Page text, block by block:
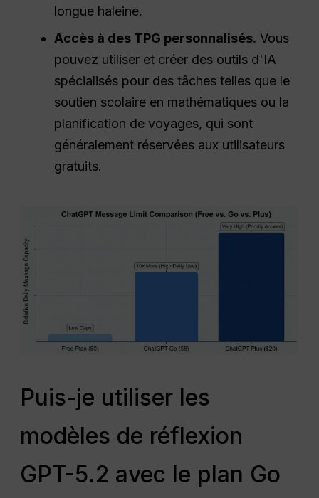
longue haleine.
Accès à des TPG personnalisés. Vous
pouvez utiliser et créer des outils d'IA
spécialisés pour des tâches telles que le
soutien scolaire en mathématiques ou la
planification de voyages, qui sont
généralement réservées aux utilisateurs
gratuits.
Puis-je utiliser les
modèles de réflexion
GPT-5.2 avec le plan Go